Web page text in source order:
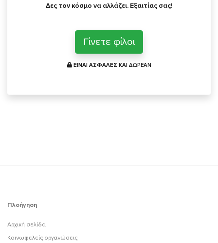
Δες τον κόσμο να αλλάζει. Εξαιτίας σας!
Γίνετε φίλοι
ΕΙΝΑΙ ΑΣΦΑΛΕΣ ΚΑΙ ΔΩΡΕΑΝ
Πλοήγηση
Αρχική σελίδα
Κοινωφελείς οργανώσεις